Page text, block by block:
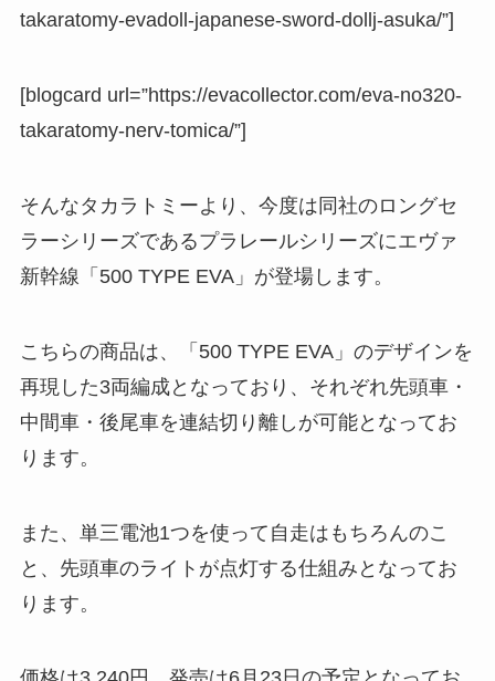
takaratomy-evadoll-japanese-sword-dollj-asuka/”]
[blogcard url=”https://evacollector.com/eva-no320-
takaratomy-nerv-tomica/”]
そんなタカラトミーより、今度は同社のロングセ
ラーシリーズであるプラレールシリーズにエヴァ
新幹線「500 TYPE EVA」が登場します。
こちらの商品は、「500 TYPE EVA」のデザインを
再現した3両編成となっており、それぞれ先頭車・
中間車・後尾車を連結切り離しが可能となってお
ります。
また、単三電池1つを使って自走はもちろんのこ
と、先頭車のライトが点灯する仕組みとなってお
ります。